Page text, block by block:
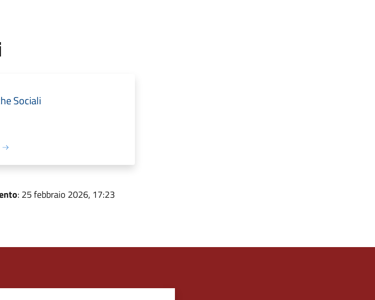
Sociali
: 25 febbraio 2026, 17:23